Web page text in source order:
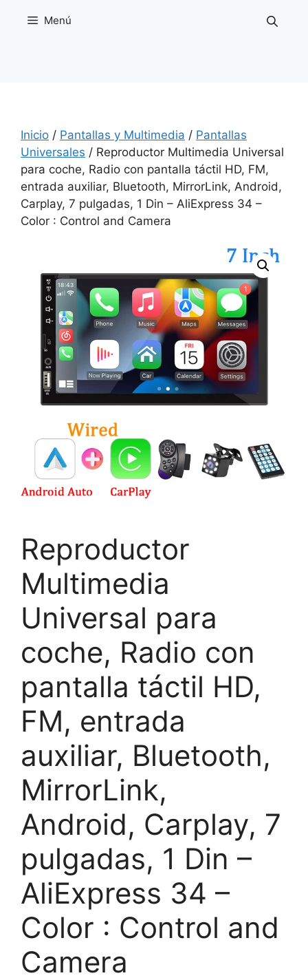
Menú
Inicio / Pantallas y Multimedia / Pantallas
Universales / Reproductor Multimedia Universal
para coche, Radio con pantalla táctil HD, FM,
entrada auxiliar, Bluetooth, MirrorLink, Android,
Carplay, 7 pulgadas, 1 Din – AliExpress 34 –
Color : Control and Camera
Reproductor
Multimedia
Universal para
coche, Radio con
pantalla táctil HD,
FM, entrada
auxiliar, Bluetooth,
MirrorLink,
Android, Carplay, 7
pulgadas, 1 Din –
AliExpress 34 –
Color : Control and
Camera